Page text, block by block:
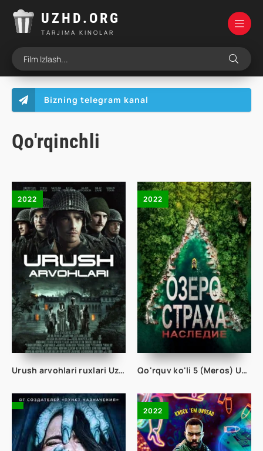
UZHD.ORG
TARJIMA KINOLAR
Qo'rqinchli
Bizning telegram kanal
2022
Urush arvohlari ruxlari Uzbek O'zbek tilida Ujas kino 2022 HD Ozbekcha Tarjima kino
2022
Qo'rquv ko'li 5 (Meros) Uzbek tilida Qo'rqinchli ujis kino
2022